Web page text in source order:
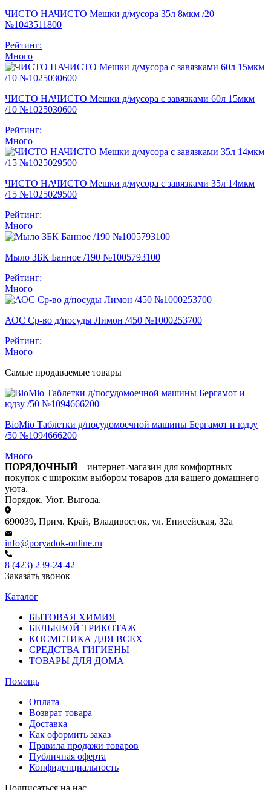
ЧИСТО НАЧИСТО Мешки д/мусора 35л 8мкм /20
№1043511800
Рейтинг:
Много
ЧИСТО НАЧИСТО Мешки д/мусора с завязками 60л 15мкм
/10 №1025030600
Рейтинг:
Много
ЧИСТО НАЧИСТО Мешки д/мусора с завязками 35л 14мкм
/15 №1025029500
Рейтинг:
Много
Мыло ЗБК Банное /190 №1005793100
Рейтинг:
Много
АОС Ср-во д/посуды Лимон /450 №1000253700
Рейтинг:
Много
Самые продаваемые товары
BioMio Таблетки д/посудомоечной машины Бергамот и юдзу
/50 №1094666200
Много
ПОРЯДОЧНЫЙ– интернет-магазин для комфортных
покупок с широким выбором товаров для вашего домашнего
уюта.
Порядок. Уют. Выгода.
690039, Прим. Край, Владивосток, ул. Енисейская, 32а
info@poryadok-online.ru
8 (423) 239-24-42
Заказать звонок
Каталог
БЫТОВАЯ ХИМИЯ
БЕЛЬЕВОЙ ТРИКОТАЖ
КОСМЕТИКА ДЛЯ ВСЕХ
СРЕДСТВА ГИГИЕНЫ
ТОВАРЫ ДЛЯ ДОМА
Помощь
Оплата
Возврат товара
Доставка
Как оформить заказ
Правила продажи товаров
Публичная оферта
Конфиденциальность
Подписаться на нас